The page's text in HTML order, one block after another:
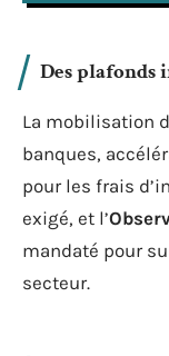
Des plafonds
La mobilisation
banques,
pour les frais
exigé, et l’
mandaté pour
secteur.